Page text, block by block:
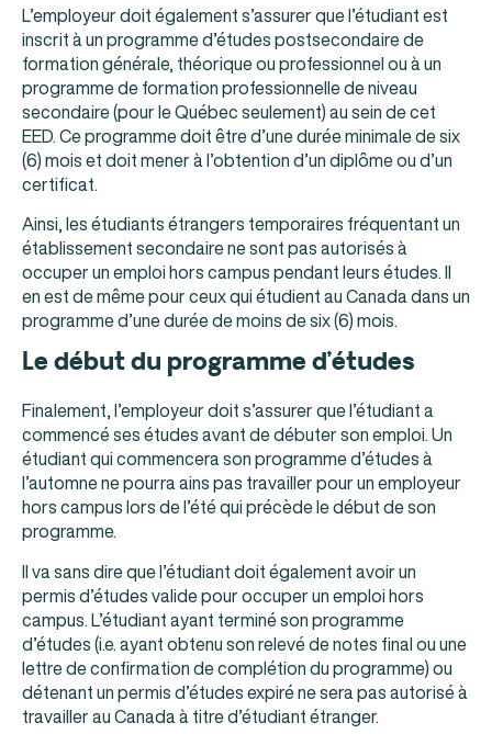
L’employeur doit également s’assurer que l’étudiant est
inscrit à un programme d’études postsecondaire de
formation générale, théorique ou professionnel ou à un
programme de formation professionnelle de niveau
secondaire (pour le Québec seulement) au sein de cet
EED. Ce programme doit être d’une durée minimale de six
(6) mois et doit mener à l’obtention d’un diplôme ou d’un
certificat.
Ainsi, les étudiants étrangers temporaires fréquentant un
établissement secondaire ne sont pas autorisés à
occuper un emploi hors campus pendant leurs études. Il
en est de même pour ceux qui étudient au Canada dans un
programme d’une durée de moins de six (6) mois.
Le début du programme d’études
Finalement, l’employeur doit s’assurer que l’étudiant a
commencé ses études avant de débuter son emploi. Un
étudiant qui commencera son programme d’études à
l’automne ne pourra ains pas travailler pour un employeur
hors campus lors de l’été qui précède le début de son
programme.
Il va sans dire que l’étudiant doit également avoir un
permis d’études valide pour occuper un emploi hors
campus. L’étudiant ayant terminé son programme
d’études (i.e. ayant obtenu son relevé de notes final ou une
lettre de confirmation de complétion du programme) ou
détenant un permis d’études expiré ne sera pas autorisé à
travailler au Canada à titre d’étudiant étranger.